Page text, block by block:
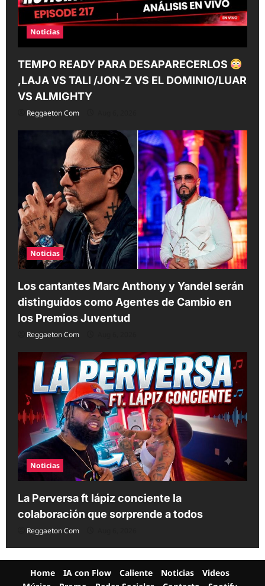
Noticias
TEMPO READY PARA DESAPARECERLOS
,LAJA VS TALI /JON-Z VS EL DOMINIO/LUAR
VS ALMIGHTY
Reggaeton Com
Noticias
Los cantantes Marc Anthony y Yandel serán
distinguidos como Agentes de Cambio en
los Premios Juventud
Reggaeton Com
Noticias
La Perversa ft lápiz conciente la
colaboración que sorprende a todos
Reggaeton Com
Home IA con Flow Caliente Noticias
Videos